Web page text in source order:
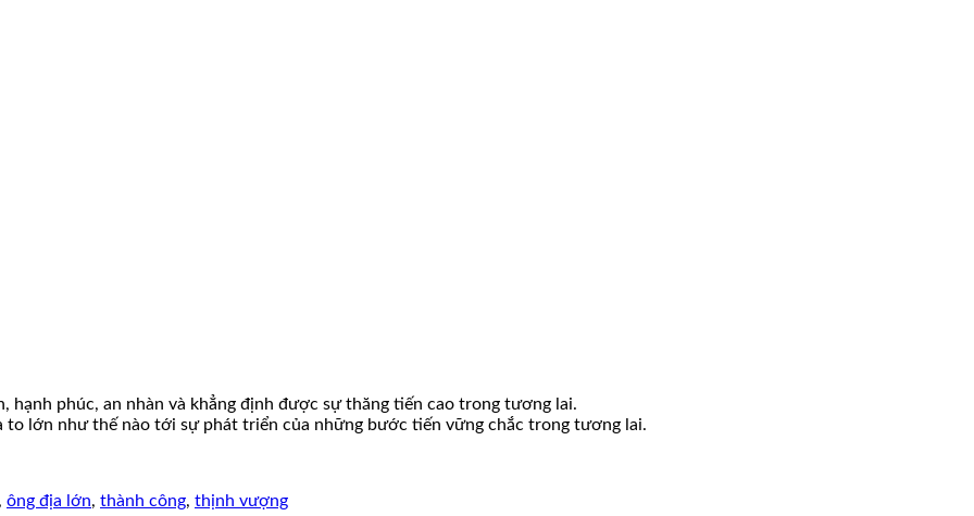
hạnh phúc, an nhàn và khẳng định được sự thăng tiến cao trong tương lai.
lớn như thế nào tới sự phát triển của những bước tiến vững chắc trong tương lai.
, ông địa lớn, thành công, thịnh vượng